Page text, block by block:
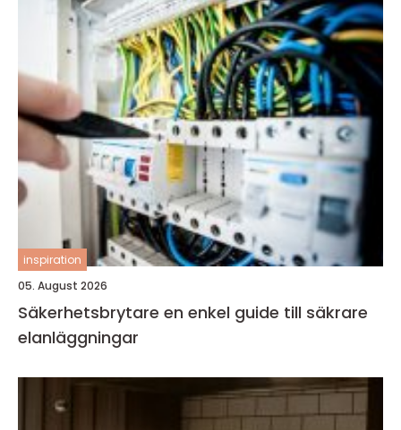
inspiration
05. August 2026
Säkerhetsbrytare en enkel guide till säkrare
elanläggningar